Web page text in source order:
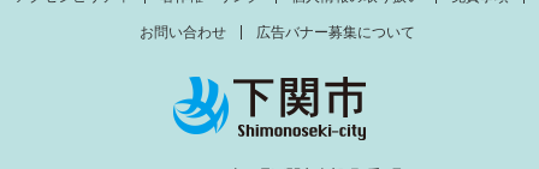
お問い合わせ 広告バナー募集について